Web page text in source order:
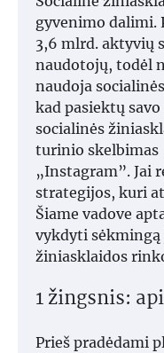
gyvenimo dalimi.
3,6 mlrd. aktyvių
naudotojų, todėl
naudoja
kad pasiektų
socialinės
turinio skelbimas
„Instagram”. Jai
strategijos, kuri
Šiame vadove
vykdyti sėkmingą
žiniasklaidos
1 žingsnis:
Prieš pradėdami